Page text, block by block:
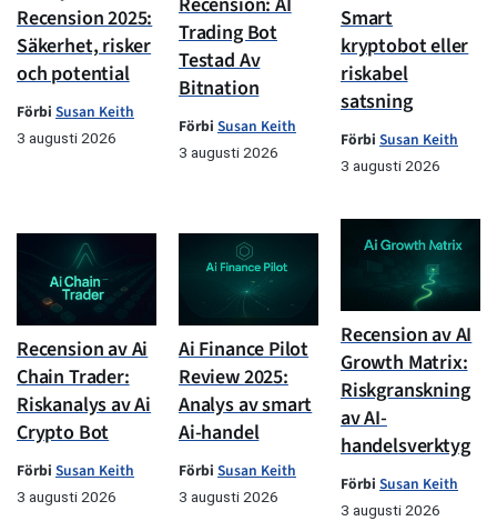
Recension 2025:
Säkerhet, risker
och potential
Förbi Susan Keith
3 augusti 2026
Trading Bot
Testad Av
Bitnation
Förbi Susan Keith
3 augusti 2026
Smart
kryptobot eller
riskabel
satsning
Förbi Susan Keith
3 augusti 2026
Recension av Ai
Chain Trader:
Riskanalys av Ai
Crypto Bot
Förbi Susan Keith
3 augusti 2026
Ai Finance Pilot
Review 2025:
Analys av smart
Ai-handel
Förbi Susan Keith
3 augusti 2026
Recension av AI
Growth Matrix:
Riskgranskning
av AI-
handelsverktyg
Förbi Susan Keith
3 augusti 2026